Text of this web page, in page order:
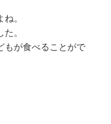
。
。
もが食べることがで